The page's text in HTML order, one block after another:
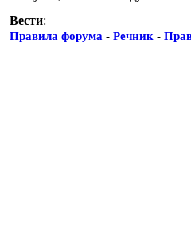
Вести:
Правила форума - Речник -